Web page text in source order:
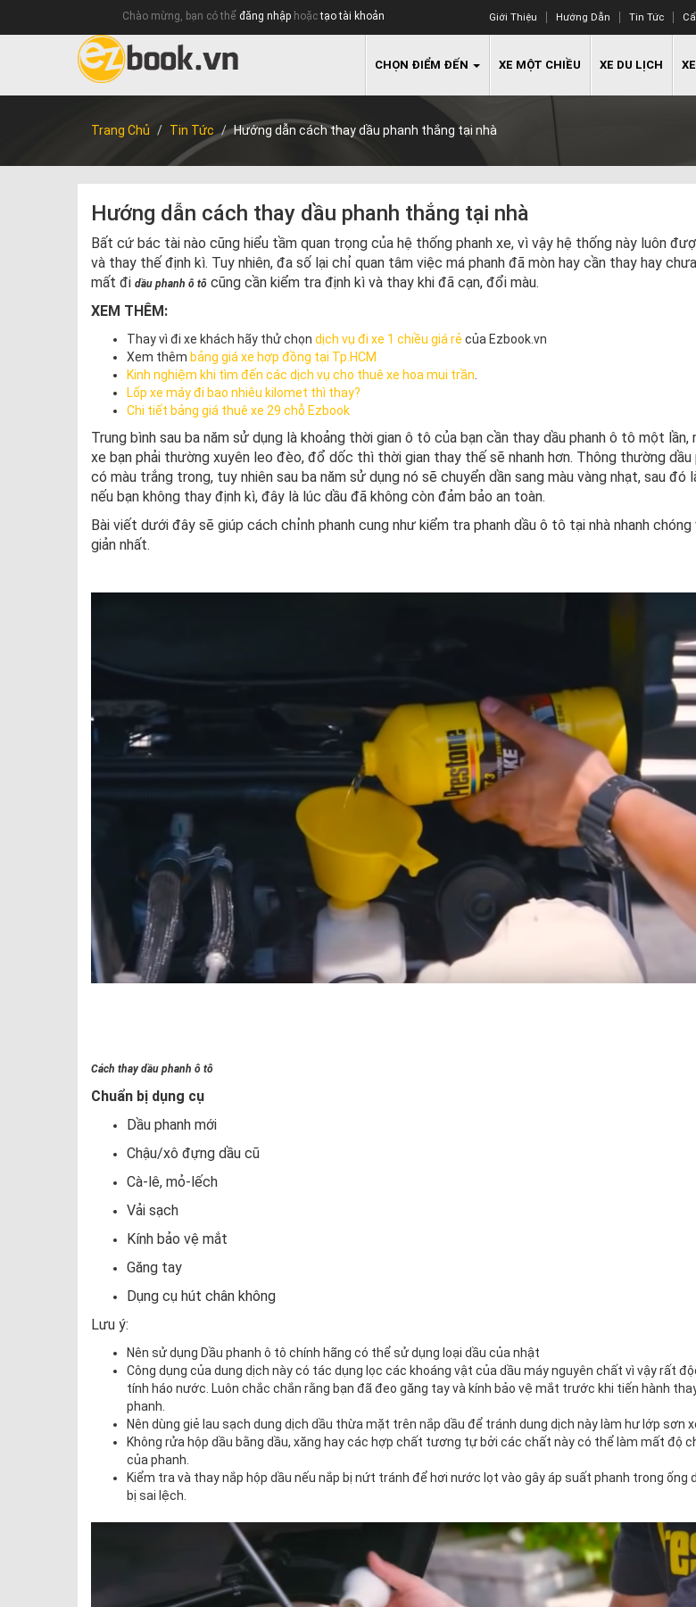
Chào mừng, bạn có thể đăng nhập hoặctạo tài khoản Giới Thiệu Hướng Dẫn Tin Tức
CHỌN ĐIỂM ĐẾN XE MỘT CHIỀU XE DU LỊCH
Trang Chủ Tin Tức Hướng dẫn cách thay dầu phanh thắng tại nhà
Hướng dẫn cách thay dầu phanh thắng tại nhà
Bất cứ bác tài nào cũng hiểu tầm quan trọng của hệ thống phanh xe, vì vậy hệ thống này luôn
và thay thế định kì. Tuy nhiên, đa số lại chỉ quan tâm việc má phanh đã mòn hay cần thay hay
mất đi dầu phanh ô tô cũng cần kiểm tra định kì và thay khi đã cạn, đổi màu.
XEM THÊM:
Thay vì đi xe khách hãy thử chọn dịch vụ đi xe 1 chiều giá rẻ của Ezbook.vn
Xem thêm bảng giá xe hợp đồng tại Tp.HCM
Kinh nghiệm khi tìm đến các dịch vụ cho thuê xe hoa mui trần
Lốp xe máy đi bao nhiêu kilomet thì thay?
Chi tiết bảng giá thuê xe 29 chỗ Ezbook
Trung bình sau ba năm sử dụng là khoảng thời gian ô tô của bạn cần thay dầu phanh ô tô một lần,
xe bạn phải thường xuyên leo đèo, đổ dốc thì thời gian thay thế sẽ nhanh hơn. Thông thường dầu
có màu trắng trong, tuy nhiên sau ba năm sử dụng nó sẽ chuyển dần sang màu vàng nhạt, sau đó
nếu bạn không thay định kì, đây là lúc dầu đã không còn đảm bảo an toàn.
Bài viết dưới đây sẽ giúp cách chỉnh phanh cung như kiểm tra phanh dầu ô tô tại nhà nhanh chóng
giản nhất.
Cách thay dầu phanh ô tô
Chuẩn bị dụng cụ
Dầu phanh mới
Chậu/xô đựng dầu cũ
Cà-lê, mỏ-lếch
Vải sạch
Kính bảo vệ mắt
Găng tay
Dụng cụ hút chân không
Lưu ý:
Nên sử dụng Dầu phanh ô tô chính hãng có thể sử dụng loại dầu của nhật
Công dụng của dung dịch này có tác dụng lọc các khoáng vật của dầu máy nguyên chất vì vậy rất
tính háo nước. Luôn chắc chắn rằng bạn đã đeo găng tay và kính bảo vệ mắt trước khi tiến hành
phanh.
Nên dùng giẻ lau sạch dung dịch dầu thừa mặt trên nắp dầu để tránh dung dịch này làm hư lớp sơn
Không rửa hộp dầu bằng dầu, xăng hay các hợp chất tương tự bởi các chất này có thể làm mất độ
của phanh.
Kiểm tra và thay nắp hộp dầu nếu nắp bị nứt tránh để hơi nước lọt vào gây áp suất phanh trong ống
bị sai lệch.